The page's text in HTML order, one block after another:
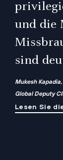
und die
sind
Mukesh Kapadia,
Global Deputy
Lesen Sie